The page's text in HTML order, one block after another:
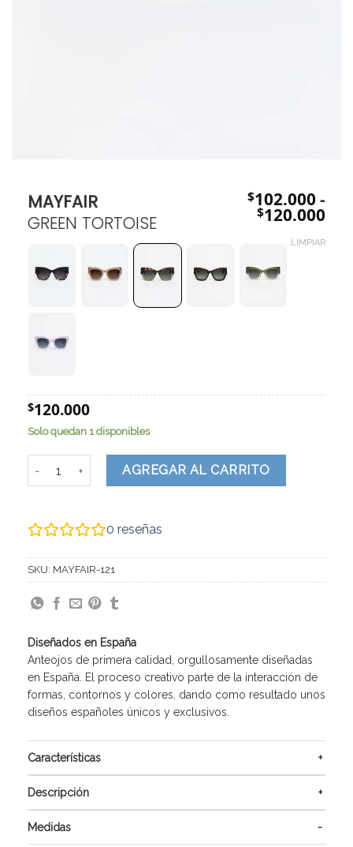
MAYFAIR
GREEN TORTOISE
$102.000-
$120.000
LIMPIAR
$120.000
Solo quedan 1 disponibles
AGREGAR AL CARRITO
0 reseñas
SKU: MAYFAIR-121
Diseñados en España
Anteojos de primera calidad, orgullosamente diseñadas
en España. El proceso creativo parte de la interacción de
formas, contornos y colores, dando como resultado unos
diseños españoles únicos y exclusivos.
Características
Descripción
Medidas